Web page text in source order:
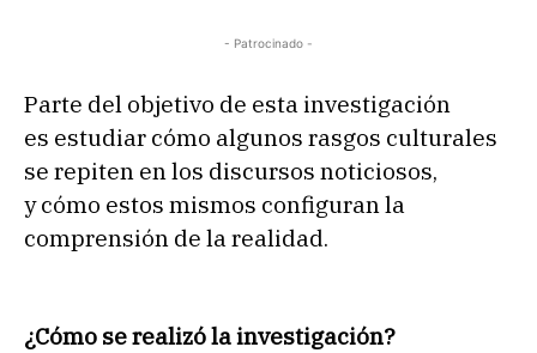
- Patrocinado -
Parte del objetivo de esta investigación
es estudiar cómo algunos rasgos culturales
se repiten en los discursos noticiosos,
y cómo estos mismos configuran la
comprensión de la realidad.
¿Cómo se realizó la investigación?